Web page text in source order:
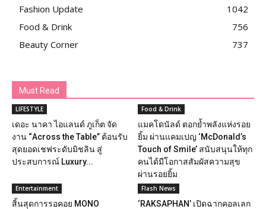
Fashion Update
1042
Food & Drink
756
Beauty Corner
737
Must Read
LIFESTYLE
เดอะ นาคา ไอแลนด์ ภูเก็ต จัด
งาน “Across the Table” ต้อนรับ
สุดยอดเชฟระดับมิชลิน สู่
ประสบการณ์ Luxury...
Food & Drink
แมคโดนัลด์ ตอกย้ำพลังแห่งรอย
ยิ้ม ผ่านแคมเปญ ‘McDonald’s
Touch of Smile’ สนับสนุนให้ทุก
คนได้มีโอกาสสัมผัสความสุข
ผ่านรอยยิ้ม
Entertainment
สิ้นสุดการรอคอย MONO
Flash News
‘RAKSAPHAN’ เปิดฉากคอลเลก